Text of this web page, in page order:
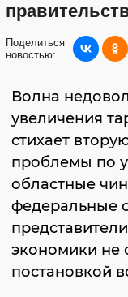
Поделиться
новостью:
Волна
увеличения
стихает
проблемы по
областные
федеральные
экономики не
постановкой